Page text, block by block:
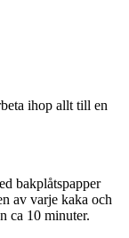
ihop allt till en
bakplåtspapper
av varje kaka och
ca 10 minuter.